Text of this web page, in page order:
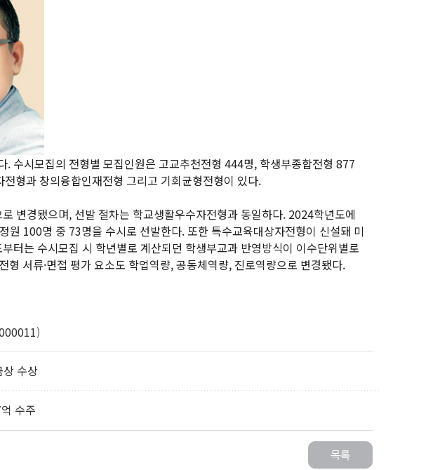
수시모집의 전형별 모집인원은 고교추천전형 444명, 학생부종합전형 877
형과 창의융합인재전형 그리고 기회균형전형이 있다.
변경됐으며, 선발 절차는 학교생활우수자전형과 동일하다. 2024학년도에
100명 중 73명을 수시로 선발한다. 또한 특수교육대상자전형이 신설돼 미
터는 수시모집 시 학년별로 계산되던 학생부교과 반영방식이 이수단위별로
서류·면접 평가 요소도 학업역량, 공동체역량, 진로역량으로 변경됐다.
)
수상
수주